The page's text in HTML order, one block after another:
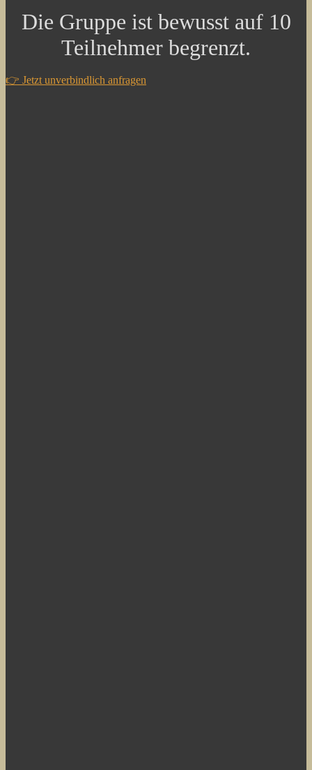
Die Gruppe ist bewusst auf 10
Teilnehmer begrenzt.
👉 Jetzt unverbindlich anfragen